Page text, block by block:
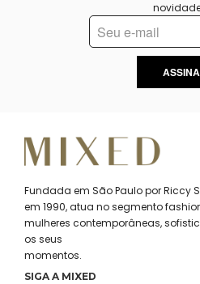
Fundada em São Paulo por Riccy
em 1990, atua no segmento
mulheres contemporâneas,
os seus
momentos.
SIGA A MIXED